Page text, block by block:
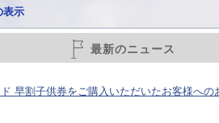
表示
最新のニュース
早割子供券をご購入いただいたお客様への